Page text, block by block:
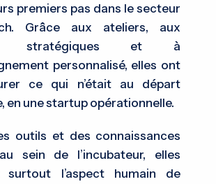
premiers pas dans le secteur
Grâce aux ateliers, aux
stratégiques et à
personnalisé, elles ont
ce qui n’était au départ
en une startup opérationnelle.
outils et des connaissances
sein de l’incubateur, elles
surtout l’aspect humain de